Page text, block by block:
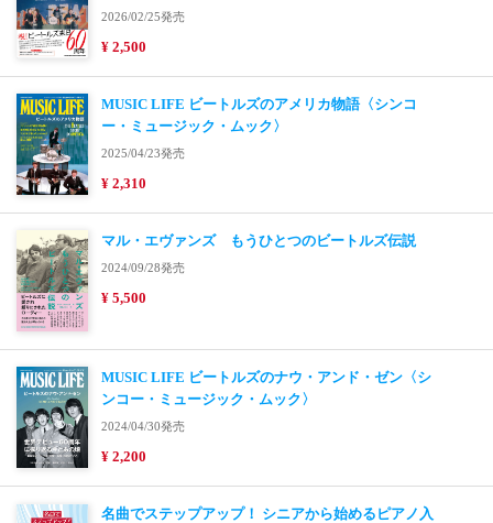
2026/02/25発売
¥ 2,500
MUSIC LIFE ビートルズのアメリカ物語〈シンコ
ー・ミュージック・ムック〉
2025/04/23発売
¥ 2,310
マル・エヴァンズ もうひとつのビートルズ伝説
2024/09/28発売
¥ 5,500
MUSIC LIFE ビートルズのナウ・アンド・ゼン〈シ
ンコー・ミュージック・ムック〉
2024/04/30発売
¥ 2,200
名曲でステップアップ！ シニアから始めるピアノ入